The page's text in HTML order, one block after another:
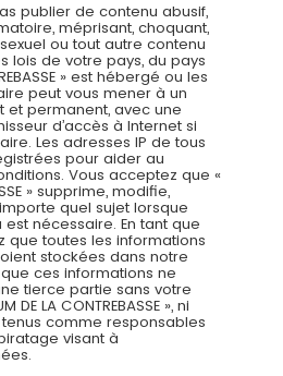
publier de contenu abusif,
méprisant, choquant,
ou tout autre contenu
lois de votre pays, du pays
» est hébergé ou les
peut vous mener à un
et permanent, avec une
d’accès à Internet si
Les adresses IP de tous
pour aider au
Vous acceptez que «
» supprime, modifie,
quel sujet lorsque
nécessaire. En tant que
que toutes les informations
stockées dans notre
ces informations ne
tierce partie sans votre
LA CONTREBASSE », ni
comme responsables
visant à